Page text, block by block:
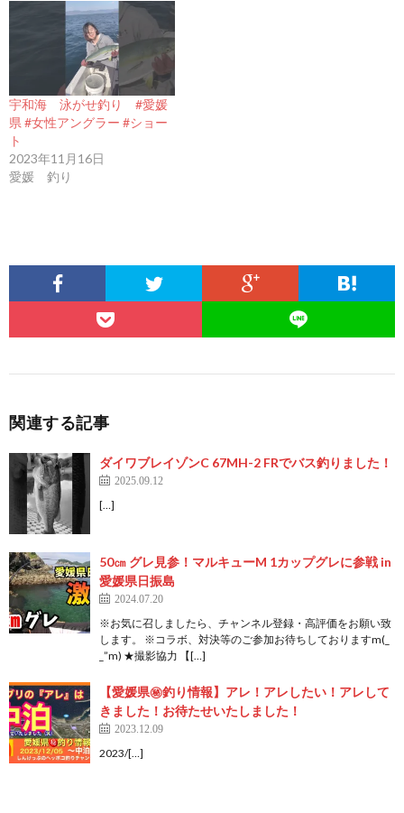
宇和海 泳がせ釣り #愛媛
県 #女性アングラー #ショー
ト
2023年11月16日
愛媛 釣り
関連する記事
ダイワブレイゾンC 67MH-2 FRでバス釣りました！
2025.09.12
[…]
50㎝ グレ見参！マルキューM 1カップグレに参戦 in
愛媛県日振島
2024.07.20
※お気に召しましたら、チャンネル登録・高評価をお願い致
します。 ※コラボ、対決等のご参加お待ちしておりますm(_
_”m) ★撮影協力 【[…]
【愛媛県㊙️釣り情報】アレ！アレしたい！アレして
きました！お待たせいたしました！
2023.12.09
2023/[…]